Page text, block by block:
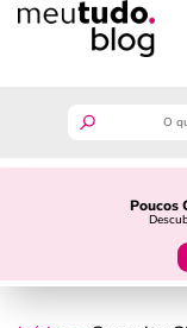
Poucos
guia do